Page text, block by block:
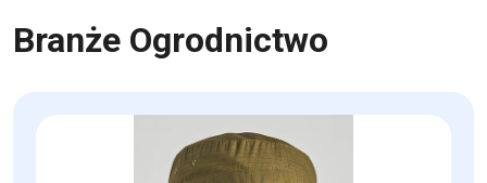
Branże Ogrodnictwo